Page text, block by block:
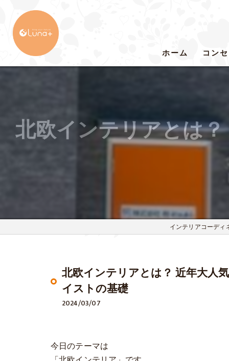
ホーム コン
北欧インテリアとは
インテリアコーデ
北欧インテリアとは？ 近年大人
イストの基礎
2024/03/07
今日のテーマは